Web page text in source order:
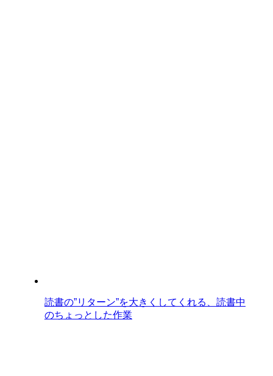
読書の”リターン”を大きくしてくれる、読書中
のちょっとした作業